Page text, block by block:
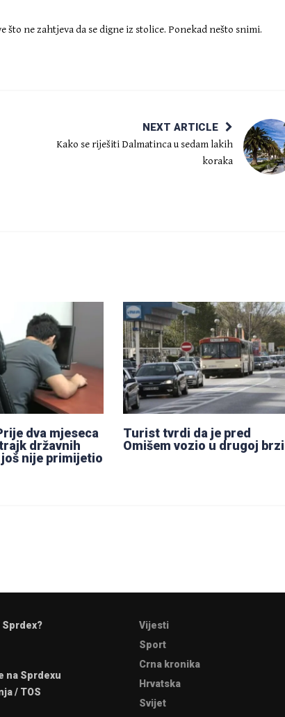
ne zahtjeva da se digne iz stolice. Ponekad nešto snimi.
NEXT ARTICLE
Kako se riješiti Dalmatinca u sedam lakih
koraka
dva mjeseca
državnih
nije primijetio
Turist tvrdi da je pred
Omišem vozio u drugoj
Sprdex?
na Sprdexu
/ TOS
Vijesti
Sport
Crna kronika
Hrvatska
Svijet